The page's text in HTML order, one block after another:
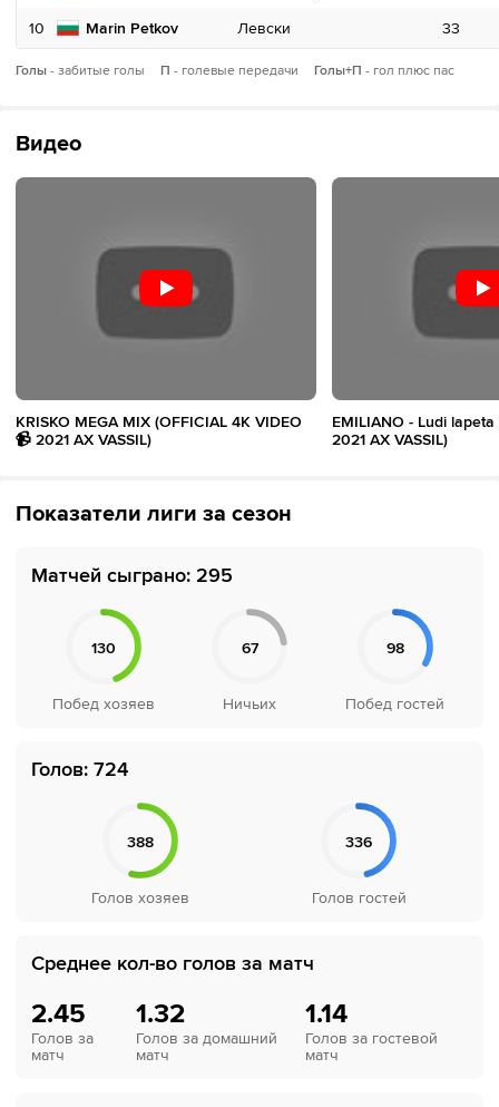
10 Marin Petkov Левски 33
Голы - забитые голы П - голевые передачи Голы+П - гол плюс пас
10 Perea Локомотив Пловдив 24
ЖК КК
Видео
KRISKO MEGA MIX (OFFICIAL 4K VIDEO
📹 2021 AX VASSIL)
EMILIANO - Ludi
2021 AX VASSIL)
Показатели лиги за сезон
Матчей сыграно: 295
Голов: 724
Среднее кол-во голов за матч
2.45
Голов за
матч
1.32
Голов за домашний
матч
1.14
Голов за гостевой
матч